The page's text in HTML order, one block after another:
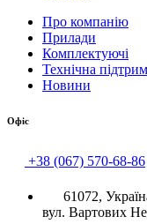
Про компанію
Прилади
Комплектуючі
Технічна
Новини
Офіс
+38 (067) 570-68-86
61072,
вул. Вартових